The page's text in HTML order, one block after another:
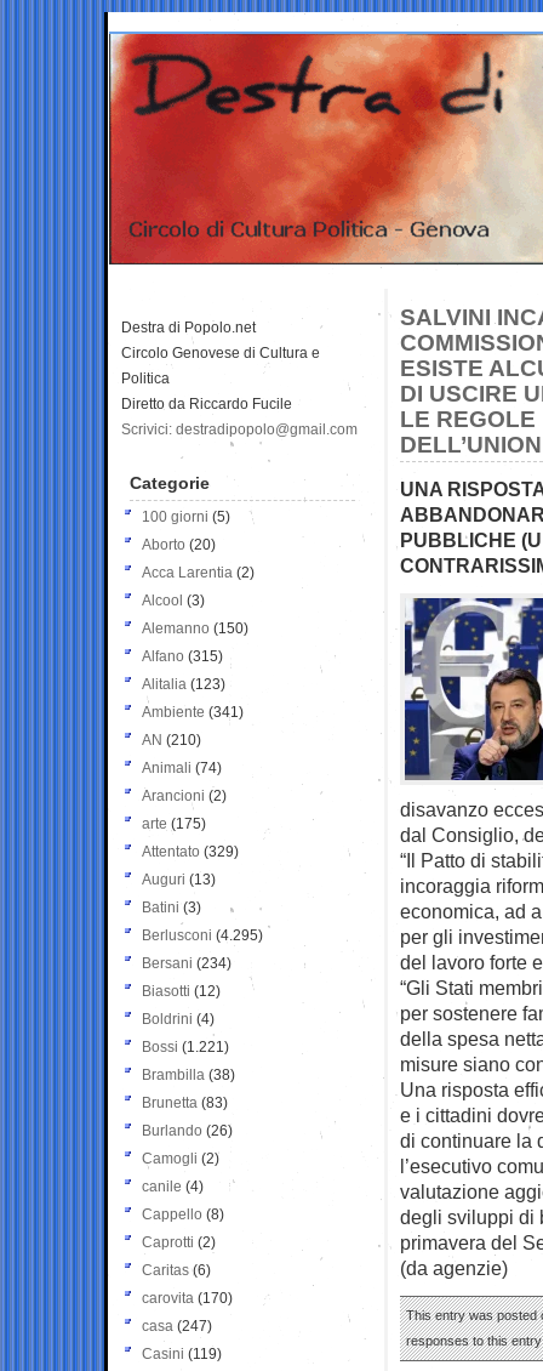
SALVINI
ESISTE
DI USCIRE
LE REGOLE
UNA
PUBBLICHE
disavanzo
dal Consiglio,
“Il Patto di
incoraggia
economica, ad
per gli
del lavoro forte
“Gli Stati
per sostenere
della spesa
misure siano
Una risposta
e i cittadini
di continuare la
l’esecutivo
valutazione
degli sviluppi di
primavera del
(da agenzie)
This entry was posted
responses to this
Destra di Popolo.net
Circolo Genovese di Cultura e
Politica
Diretto da Riccardo Fucile
Scrivici: destradipopolo@gmail.com
Categorie
100 giorni (5)
Aborto (20)
Acca Larentia (2)
Alcool (3)
Alemanno (150)
Alfano (315)
Alitalia (123)
Ambiente (341)
AN (210)
Animali (74)
Arancioni (2)
arte (175)
Attentato (329)
Auguri (13)
Batini (3)
Berlusconi (4.295)
Bersani (234)
Biasotti (12)
Boldrini (4)
Bossi (1.221)
Brambilla (38)
Brunetta (83)
Burlando (26)
Camogli (2)
canile (4)
Cappello (8)
Caprotti (2)
Caritas (6)
carovita (170)
casa (247)
Casini (119)